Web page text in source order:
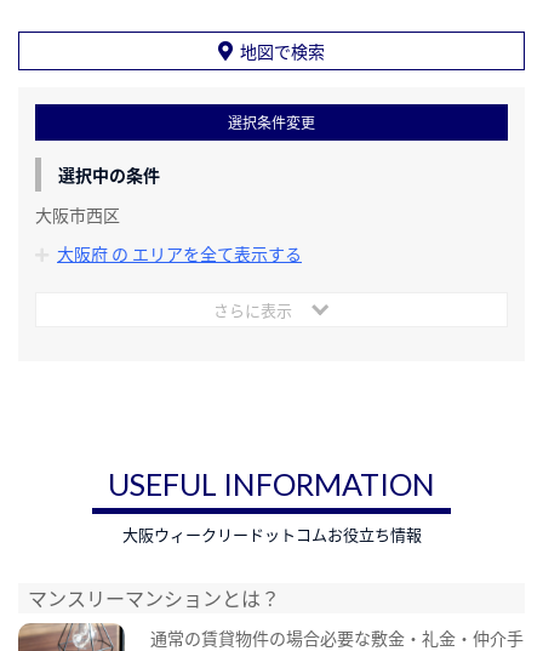
地図で検索
選択条件変更
選択中の条件
大阪市西区
大阪府 の エリアを全て表示する
さらに表示
USEFUL INFORMATION
大阪ウィークリードットコムお役立ち情報
マンスリーマンションとは？
通常の賃貸物件の場合必要な敷金・礼金・仲介手